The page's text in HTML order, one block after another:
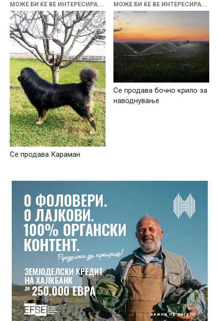
МОЖЕ БИ ЌЕ ВЕ ИНТЕРЕСИРА...
Се продава Караман
МОЖЕ БИ ЌЕ ВЕ ИНТЕРЕСИРА...
Се продава бочно крило за
наводнување